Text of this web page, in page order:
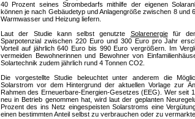
40 Prozent seines Strombedarfs mithilfe der eigenen
können je nach Gebäudetyp und Anlagengröße zwischen 8 und
Warmwasser und Heizung liefern.
Laut der Studie kann selbst genutzte Solarenergiefür den
Sparpotenzial zwischen 220 Euro und 300 Euro pro Jahr
Vorteil auf jährlich 640 Euro bis 990 Euro vergrößern. Im
vermeiden Bewohnerinnen und Bewohner von
Solartechnik zudem jährlich rund 4 Tonnen CO2.
Die vorgestellte Studie beleuchtet unter anderem die
Solarstrom vor dem Hintergrund der aktuellen Vorlage zur
Rahmen des Erneuerbare-Energien-Gesetzes (EEG). Wer seit
neu in Betrieb genommen hat, wird laut der geplanten
Prozent des ins Netz eingespeisten Solarstroms eine
einen bestimmten Anteil selbst zu verbrauchen oder zu